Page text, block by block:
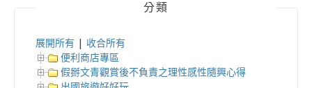
分類
展開所有
收合所有
便利商店專區
假掰文青觀賞後不負責之理性感性隨興心得